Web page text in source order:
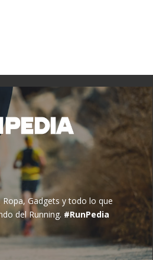
Gadgets y todo lo que
del Running. #RunPedia